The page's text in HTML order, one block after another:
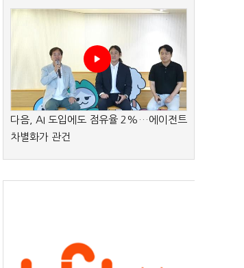
다음, AI 도입에도 점유율 2%…에이전트
차별화가 관건